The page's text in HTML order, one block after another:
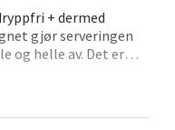
+ dermed
gjør serveringen
og helle av. Det er
varmt lenge.
Velg